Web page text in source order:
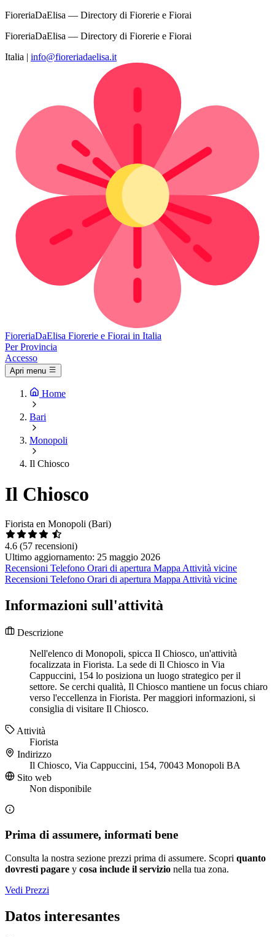
FioreriaDaElisa — Directory di Fiorerie e Fiorai
FioreriaDaElisa — Directory di Fiorerie e Fiorai
Italia | info@fioreriadaelisa.it
FioreriaDaElisa Fiorerie e Fiorai in Italia
Per Provincia
Accesso
Apri menu
Home
Bari
Monopoli
Il Chiosco
Il Chiosco
Fiorista en Monopoli (Bari)
4.6 (57 recensioni)
Ultimo aggiornamento: 25 maggio 2026
Recensioni Telefono Orari di apertura Mappa Attività vicine
Recensioni Telefono Orari di apertura Mappa Attività vicine
Informazioni sull'attività
Descrizione
Nell'elenco di Monopoli, spicca Il Chiosco, un'attività
focalizzata in Fiorista. La sede di Il Chiosco in Via
Cappuccini, 154 lo posiziona un luogo strategico per il
settore. Se cerchi qualità, Il Chiosco mantiene un focus chiaro
verso l'eccellenza in Fiorista. Per maggiori informazioni, si
consiglia di visitare Il Chiosco.
Attività
Fiorista
Indirizzo
Il Chiosco, Via Cappuccini, 154, 70043 Monopoli BA
Sito web
Non disponibile
Prima di assumere, informati bene
Consulta la nostra sezione prezzi prima di assumere. Scopri quanto
dovresti pagare y cosa include il servizio nella tua zona.
Vedi Prezzi
Datos interesantes